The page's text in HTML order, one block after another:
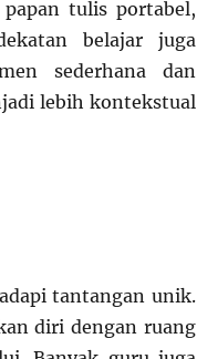
tulis portabel,
belajar juga
sederhana dan
lebih kontekstual
tantangan unik.
diri dengan ruang